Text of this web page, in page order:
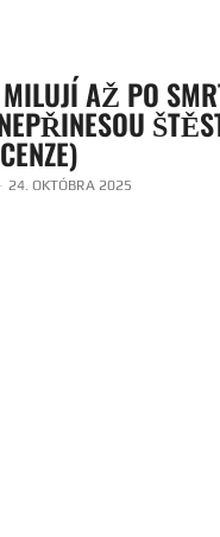
AŽ PO
- 24. OKTÓBRA 2025